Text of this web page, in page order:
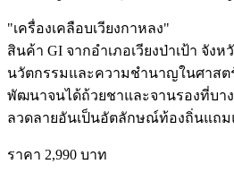
"เครื่องเคลือบเวียงกาหลง"
สินค้า GI จากอำเภอเวียงป่าเป้า จังห
นวัตกรรมและความชำนาญในศาสต
พัฒนาจนได้ถ้วยชาและจานรองที่บา
ลวดลายอันเป็นอัตลักษณ์ท้องถิ่นแถ
ราคา 2,990 บาท